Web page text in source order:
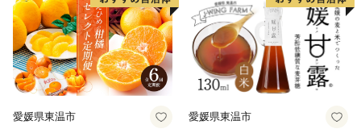
愛媛県東温市 愛媛県東温市